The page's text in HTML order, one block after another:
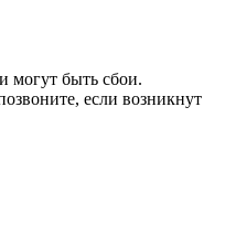
могут быть сбои.
если возникнут